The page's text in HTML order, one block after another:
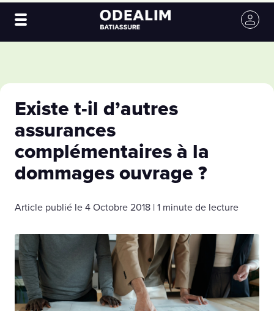
Existe t-il d’autres
assurances
complémentaires à la
dommages ouvrage ?
Article publié le 4 Octobre 2018 | 1 minute de lecture